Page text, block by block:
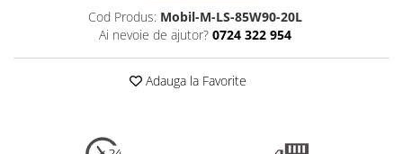
Cod Produs: Mobil-M-LS-85W90-20L
Ai nevoie de ajutor? 0724 322 954
Adauga la Favorite